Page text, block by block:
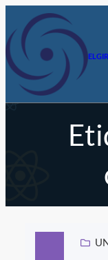
Saltar
al
contenido